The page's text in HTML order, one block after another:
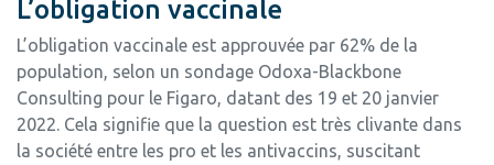
L’obligation vaccinale
L’obligation vaccinale est approuvée par 62% de la
population, selon un sondage Odoxa-Blackbone
Consulting pour le Figaro, datant des 19 et 20 janvier
2022. Cela signifie que la question est très clivante dans
la société entre les pro et les antivaccins, suscitant